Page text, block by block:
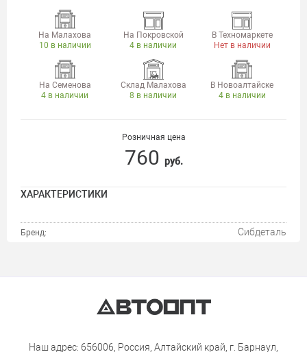
На Малахова
10 в наличии
На Покровской
4 в наличии
В Техномаркете
Нет в наличии
На Семенова
4 в наличии
Склад Малахова
8 в наличии
В Новоалтайске
4 в наличии
Розничная цена
760 руб.
ХАРАКТЕРИСТИКИ
Бренд: Сибдеталь
Наш адрес: 656006, Россия, Алтайский край, г. Барнаул,